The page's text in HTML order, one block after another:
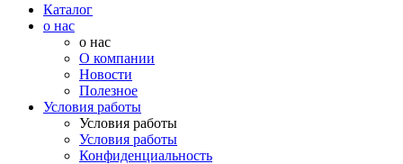
Каталог
о нас
о нас
О компании
Новости
Полезное
Условия работы
Условия работы
Условия работы
Конфиденциальность